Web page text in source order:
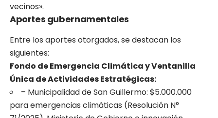
vecinos».
Aportes gubernamentales
Entre los aportes otorgados, se destacan los
siguientes:
Fondo de Emergencia Climática y Ventanilla
Única de Actividades Estratégicas:
– Municipalidad de San Guillermo: $5.000.000
para emergencias climáticas (Resolución N°